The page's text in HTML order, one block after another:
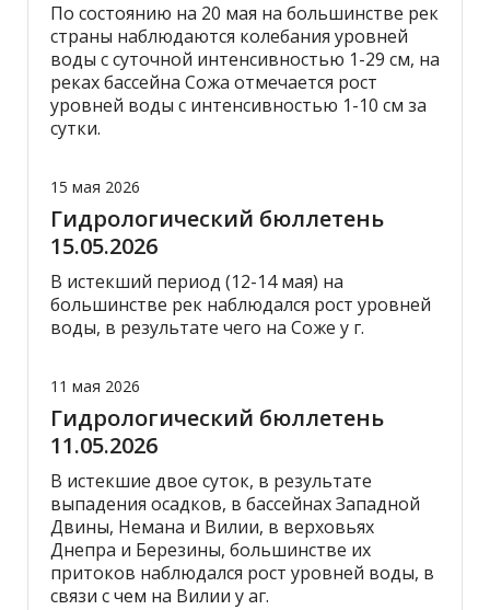
По состоянию на 20 мая на большинстве рек
страны наблюдаются колебания уровней
воды с суточной интенсивностью 1-29 см, на
реках бассейна Сожа отмечается рост
уровней воды с интенсивностью 1-10 см за
сутки.
15 мая 2026
Гидрологический бюллетень
15.05.2026
В истекший период (12-14 мая) на
большинстве рек наблюдался рост уровней
воды, в результате чего на Соже у г.
11 мая 2026
Гидрологический бюллетень
11.05.2026
В истекшие двое суток, в результате
выпадения осадков, в бассейнах Западной
Двины, Немана и Вилии, в верховьях
Днепра и Березины, большинстве их
притоков наблюдался рост уровней воды, в
связи с чем на Вилии у аг.